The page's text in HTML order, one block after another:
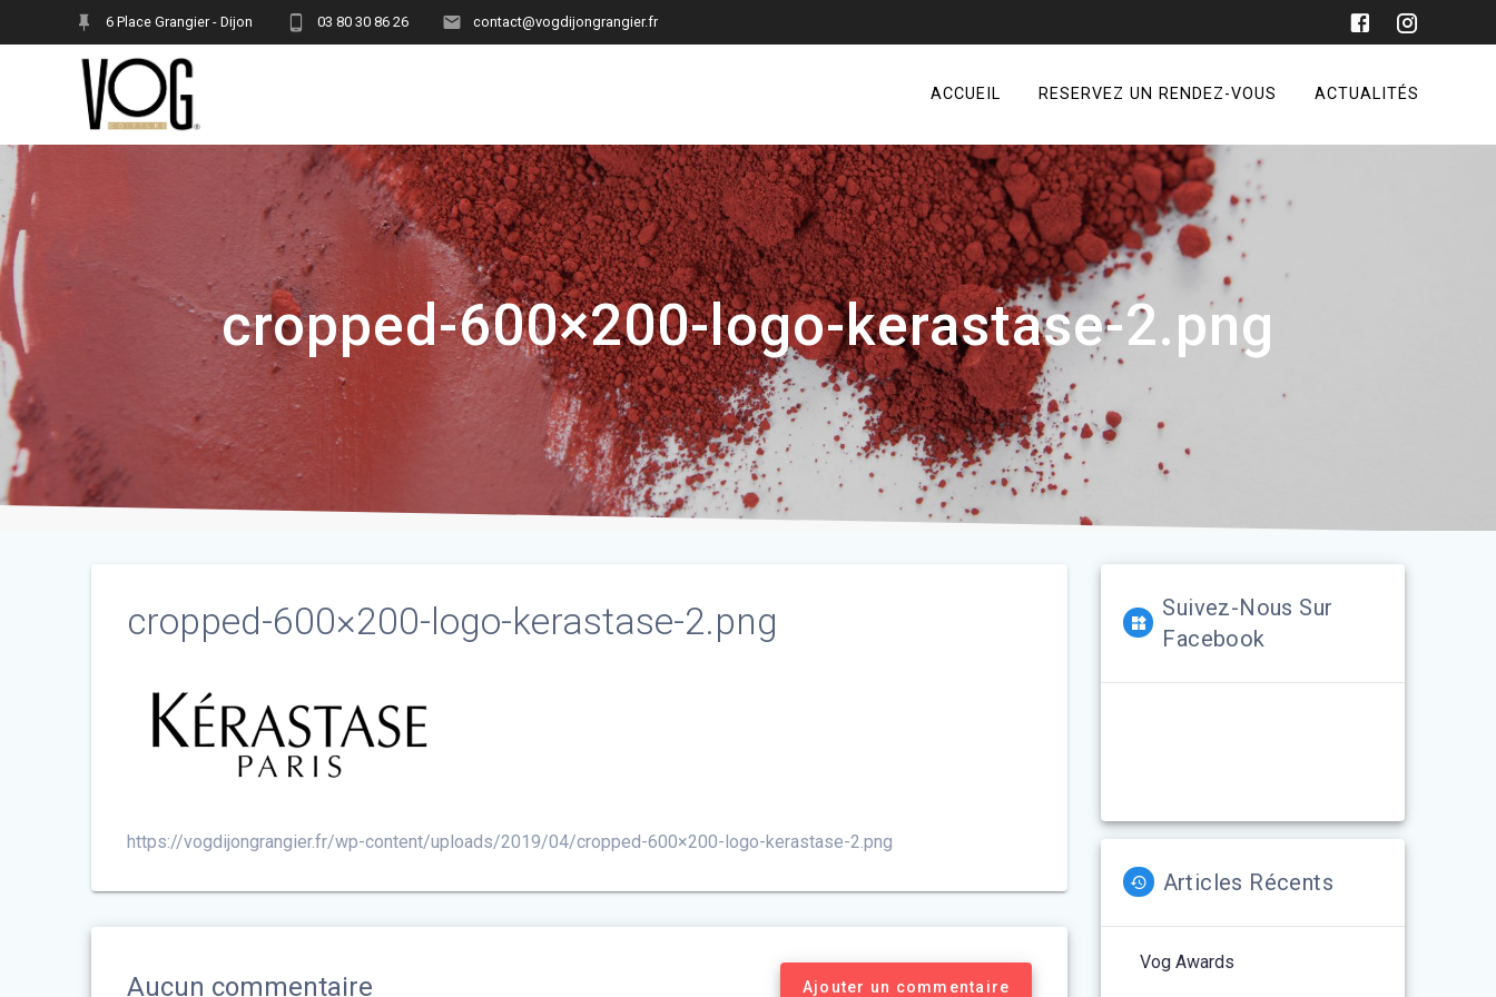
6 Place Grangier - Dijon 03 80 30 86 26 contact@vogdijongrangier.fr
ACCUEIL RESERVEZ UN RENDEZ-VOUS ACTUALITÉS
cropped-600×200-logo-kerastase-2.png
cropped-600×200-logo-kerastase-2.png
https://vogdijongrangier.fr/wp-content/uploads/2019/04/cropped-600×200-logo-kerastase-2.png
Aucun commentaire Ajouter un commentaire
Suivez-Nous Sur
Facebook
Articles Récents
Vog Awards